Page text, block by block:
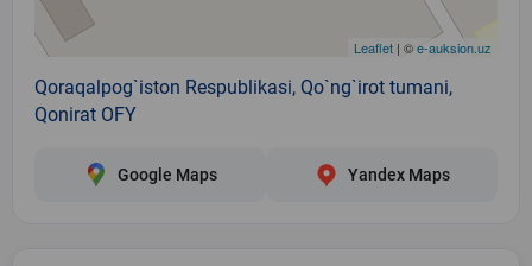
Leaflet | ©e-auksion.uz
Qoraqalpog`iston Respublikasi, Qo`ng`irot tumani,
Qonirat OFY
Google Maps Yandex Maps